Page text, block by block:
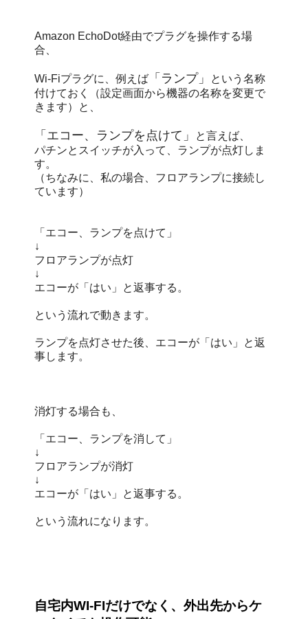
Amazon EchoDot経由でプラグを操作する場
合、
Wi-Fiプラグに、例えば 「ランプ」
という名称
付けておく（設定画面から機器の名称を変更で
きます）と、
「エコー、ランプを点けて」
と言えば、
パチンとスイッチが入って、ランプが点灯しま
す。
（ちなみに、私の場合、フロアランプに接続し
ています）
「エコー、ランプを点けて」
↓
フロアランプが点灯
↓
エコーが「はい」と返事する。
という流れで動きます。
ランプを点灯させた後、エコーが「はい」と返
事します。
消灯する場合も、
「エコー、ランプを消して」
↓
フロアランプが消灯
↓
エコーが「はい」と返事する。
という流れになります。
自宅内WI-FIだけでなく、外出先からケ